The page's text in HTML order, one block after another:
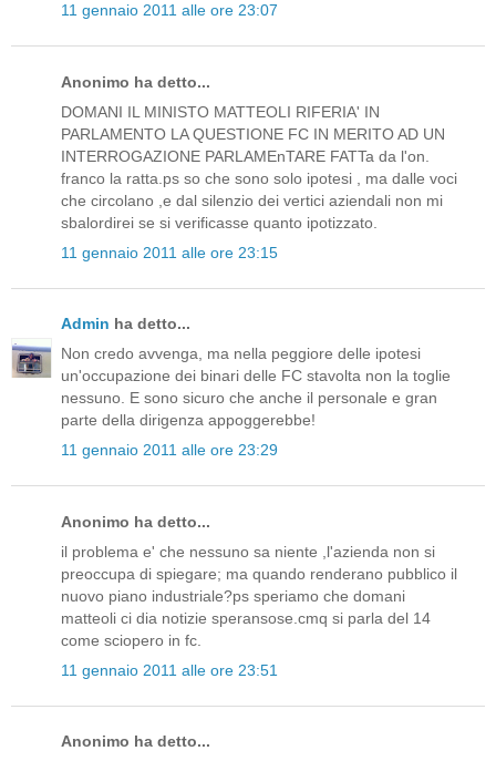
11 gennaio 2011 alle ore 23:07
Anonimo ha detto...
DOMANI IL MINISTO MATTEOLI RIFERIA' IN
PARLAMENTO LA QUESTIONE FC IN MERITO AD UN
INTERROGAZIONE PARLAMEnTARE FATTa da l'on.
franco la ratta.ps so che sono solo ipotesi , ma dalle voci
che circolano ,e dal silenzio dei vertici aziendali non mi
sbalordirei se si verificasse quanto ipotizzato.
11 gennaio 2011 alle ore 23:15
Admin ha detto...
Non credo avvenga, ma nella peggiore delle ipotesi
un'occupazione dei binari delle FC stavolta non la toglie
nessuno. E sono sicuro che anche il personale e gran
parte della dirigenza appoggerebbe!
11 gennaio 2011 alle ore 23:29
Anonimo ha detto...
il problema e' che nessuno sa niente ,l'azienda non si
preoccupa di spiegare; ma quando renderano pubblico il
nuovo piano industriale?ps speriamo che domani
matteoli ci dia notizie speransose.cmq si parla del 14
come sciopero in fc.
11 gennaio 2011 alle ore 23:51
Anonimo ha detto...